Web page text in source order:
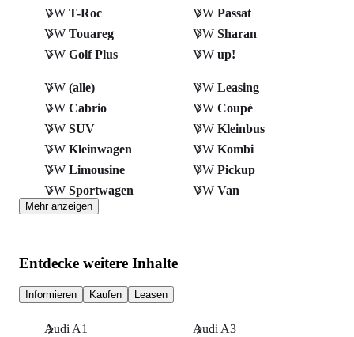
VW T-Roc VW Passat
VW Touareg VW Sharan
VW Golf Plus VW up!
VW (alle) VW Leasing
VW Cabrio VW Coupé
VW SUV VW Kleinbus
VW Kleinwagen VW Kombi
VW Limousine VW Pickup
VW Sportwagen VW Van
Mehr anzeigen
Entdecke weitere Inhalte
Informieren Kaufen Leasen
Audi A1
Audi A3